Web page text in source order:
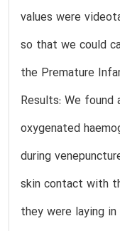
values were
so that we could
the Premature
Results: We found
oxygenated
during
skin contact with
they were laying